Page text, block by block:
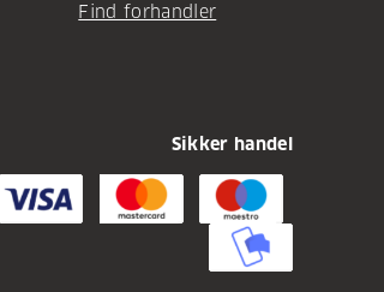
Find forhandler
Sikker handel